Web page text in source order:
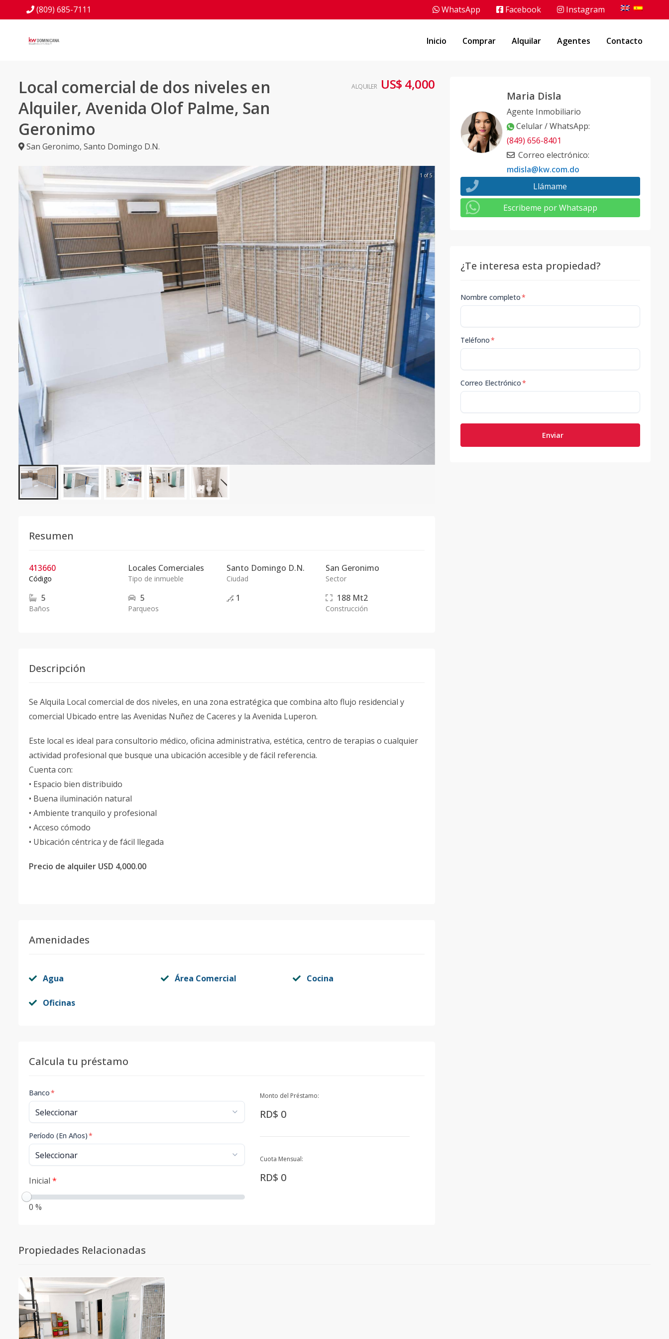
(809) 685-7111 WhatsApp Facebook Instagram
Inicio Comprar Alquilar Agentes Contacto
Local comercial de dos niveles en
Alquiler, Avenida Olof Palme, San
Geronimo
San Geronimo, Santo Domingo D.N.
ALQUILER US$ 4,000
1 of 5
Resumen
413660
Código
Locales Comerciales
Tipo de inmueble
Santo Domingo D.N.
Ciudad
San Geronimo
Sector
5
Baños
5
Parqueos
1 188 Mt2
Construcción
Descripción
Se Alquila Local comercial de dos niveles, en una zona estratégica que combina alto flujo residencial y
comercial Ubicado entre las Avenidas Nuñez de Caceres y la Avenida Luperon.
Este local es ideal para consultorio médico, oficina administrativa, estética, centro de terapias o cualquier
actividad profesional que busque una ubicación accesible y de fácil referencia.
Cuenta con:
• Espacio bien distribuido
• Buena iluminación natural
• Ambiente tranquilo y profesional
• Acceso cómodo
• Ubicación céntrica y de fácil llegada
Precio de alquiler USD 4,000.00
Amenidades
Agua Área Comercial Cocina
Oficinas
Calcula tu préstamo
Banco*
Período (En Años)*
Inicial *
0 %
Monto del Préstamo:
RD$ 0
Cuota Mensual:
RD$ 0
Maria Disla
Agente Inmobiliario
Celular / WhatsApp:
(849) 656-8401
Correo electrónico:
mdisla@kw.com.do
Llámame
Escribeme por Whatsapp
¿Te interesa esta propiedad?
Nombre completo*
Teléfono*
Correo Electrónico*
Enviar
Propiedades Relacionadas